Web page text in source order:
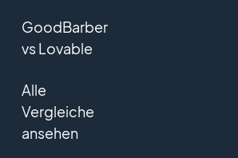
GoodBarber
vs Lovable
Alle
Vergleiche
ansehen